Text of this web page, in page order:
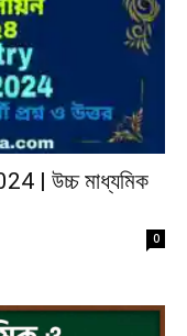
| উচ্চ মাধ্যমিক
0